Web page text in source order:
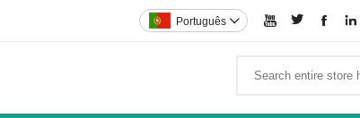
   
Português 